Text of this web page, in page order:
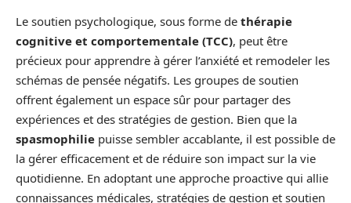
Le soutien psychologique, sous forme de thérapie
cognitive et comportementale (TCC), peut être
précieux pour apprendre à gérer l’anxiété et remodeler les
schémas de pensée négatifs. Les groupes de soutien
offrent également un espace sûr pour partager des
expériences et des stratégies de gestion. Bien que la
spasmophilie puisse sembler accablante, il est possible de
la gérer efficacement et de réduire son impact sur la vie
quotidienne. En adoptant une approche proactive qui allie
connaissances médicales, stratégies de gestion et soutien